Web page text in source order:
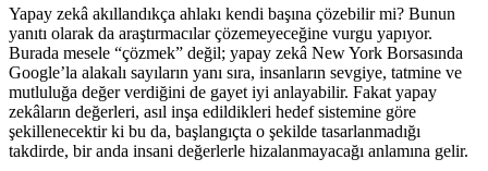
Yapay zekâ akıllandıkça ahlakı kendi başına çözebilir mi? Bunun
yanıtı olarak da araştırmacılar çözemeyeceğine vurgu yapıyor.
Burada mesele “çözmek” değil; yapay zekâ New York Borsasında
Google’la alakalı sayıların yanı sıra, insanların sevgiye, tatmine ve
mutluluğa değer verdiğini de gayet iyi anlayabilir. Fakat yapay
zekâların değerleri, asıl inşa edildikleri hedef sistemine göre
şekillenecektir ki bu da, başlangıçta o şekilde tasarlanmadığı
takdirde, bir anda insani değerlerle hizalanmayacağı anlamına gelir.